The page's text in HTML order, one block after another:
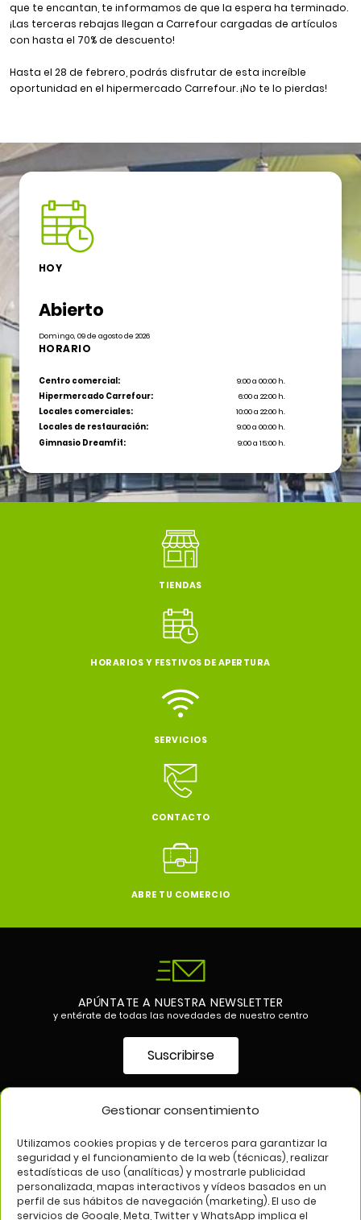
Gestionar consentimiento
Utilizamos cookies propias y de terceros para garantizar la
seguridad y el funcionamiento de la web (técnicas), realizar
estadísticas de uso (analíticas) y mostrarle publicidad
personalizada, mapas interactivos y vídeos basados en un
perfil de sus hábitos de navegación (marketing). El uso de
servicios de Google, Meta, Twitter y WhatsApp implica el
que te encantan, te informamos de que la espera ha terminado.
¡Las terceras rebajas llegan a Carrefour cargadas de artículos
con hasta el 70% de descuento!
Hasta el 28 de febrero, podrás disfrutar de esta increíble
oportunidad en el hipermercado Carrefour. ¡No te lo pierdas!
HOY
Abierto
Domingo, 09 de agosto de 2026
HORARIO
Centro comercial:
9:00 a 00:00 h.
Hipermercado Carrefour:
6:00 a 22:00 h.
Locales comerciales:
10:00 a 22:00 h.
Locales de restauración:
9:00 a 00:00 h.
Gimnasio Dreamfit:
9:00 a 15:00 h.
TIENDAS
HORARIOS Y FESTIVOS DE APERTURA
SERVICIOS
CONTACTO
ABRE TU COMERCIO
APÚNTATE A NUESTRA NEWSLETTER
y entérate de todas las novedades de nuestro centro
Suscribirse